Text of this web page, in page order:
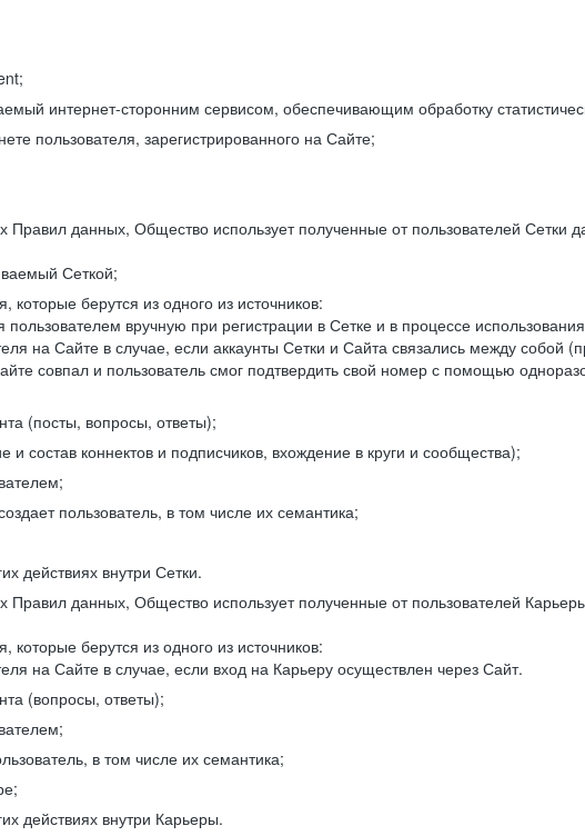
интернет-сторонним сервисом, обеспечивающим обработку
пользователя, зарегистрированного на Сайте;
данных, Общество использует полученные от пользователей Сетки
Сеткой;
берутся из одного из источников:
вручную при регистрации в Сетке и в процессе
на Сайте в случае, если аккаунты Сетки и Сайта связались между собой
совпал и пользователь смог подтвердить свой номер с помощью
(посты, вопросы, ответы);
и состав коннектов и подписчиков, вхождение в круги и сообщества);
пользователь, в том числе их семантика;
действиях внутри Сетки.
данных, Общество использует полученные от пользователей
берутся из одного из источников:
на Сайте в случае, если вход на Карьеру осуществлен через Сайт.
(вопросы, ответы);
в том числе их семантика;
действиях внутри Карьеры.